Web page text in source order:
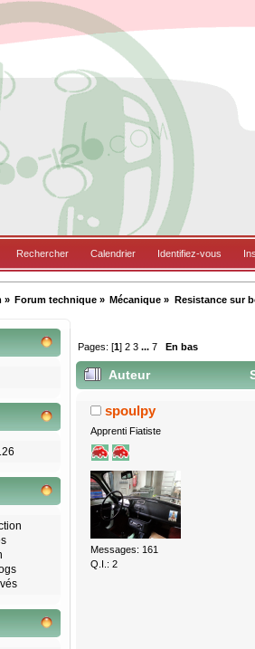
Rechercher Calendrier Identifiez-vous
» Forum technique» Mécanique » Resistance sur
Pages: [1]2 3 ...7 En bas
Auteur
spoulpy
Apprenti Fiatiste
Messages: 161
Q.I.: 2